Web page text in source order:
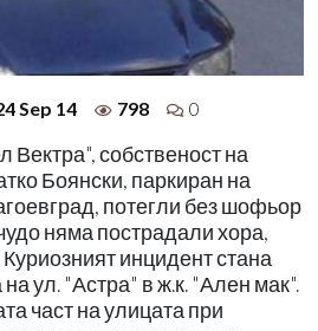
Sep 14 798 0
собственост на
Боянски, паркиран на
потегли без шофьор
няма пострадали хора,
инцидент стана
ул. "Астра" в ж.к. "Ален мак".
част на улицата при